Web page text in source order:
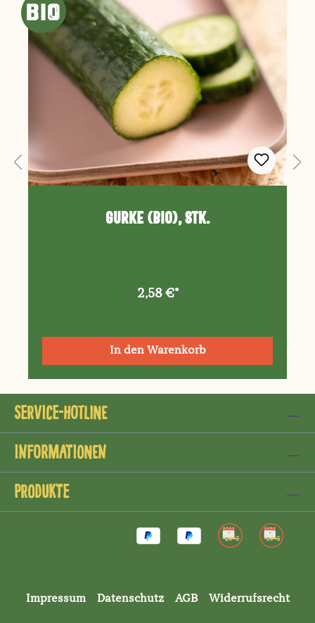
Gurke (Bio), Stk.
2,58 €*
In den Warenkorb
Service-Hotline
Informationen
Produkte
Impressum Datenschutz AGB Widerrufsrecht